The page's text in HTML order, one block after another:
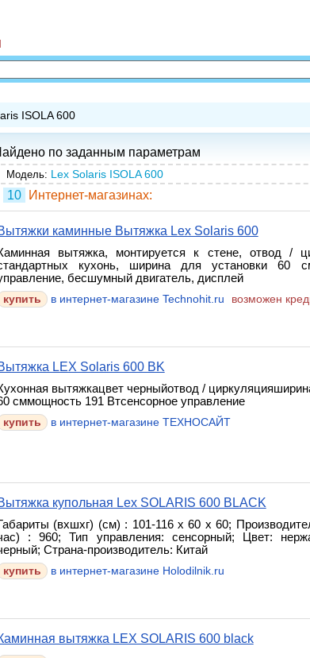
ISOLA 600
по заданным параметрам
Модель: Lex Solaris ISOLA 600
10 Интернет-магазинах:
каминные Вытяжка Lex Solaris 600
вытяжка, монтируется к стене, отвод /
кухонь, ширина для установки 60
бесшумный двигатель, дисплей
купить в интернет-магазине Technohit.ru возможен
LEX Solaris 600 BK
вытяжкацвет черныйотвод /
сммощность 191 Втсенсорное управление
купить в интернет-магазине ТЕХНОСАЙТ
купольная Lex SOLARIS 600 BLACK
(вхшхг) (см) : 101-116 x 60 x 60;
: 960; Тип управления: сенсорный; Цвет:
Страна-производитель: Китай
купить в интернет-магазине Holodilnik.ru
вытяжка LEX SOLARIS 600 black